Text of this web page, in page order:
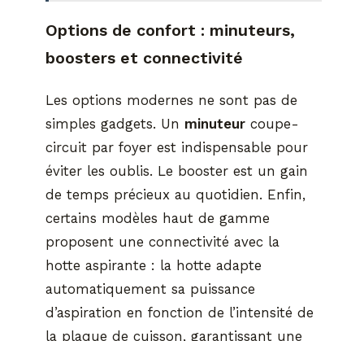
Options de confort : minuteurs,
boosters et connectivité
Les options modernes ne sont pas de
simples gadgets. Un minuteur coupe-
circuit par foyer est indispensable pour
éviter les oublis. Le booster est un gain
de temps précieux au quotidien. Enfin,
certains modèles haut de gamme
proposent une connectivité avec la
hotte aspirante : la hotte adapte
automatiquement sa puissance
d’aspiration en fonction de l’intensité de
la plaque de cuisson, garantissant une